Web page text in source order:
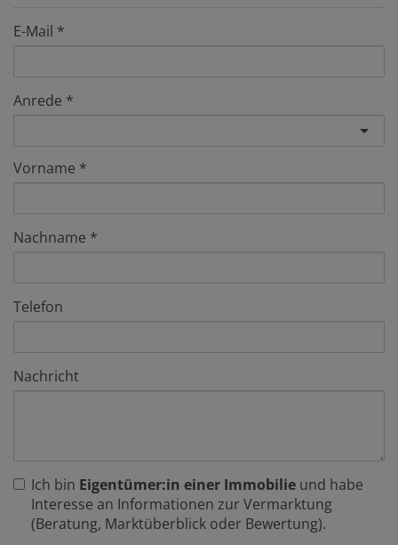
E-Mail
Anrede
Vorname
Nachname
Telefon
Nachricht
Ich bin Eigentümer:in einer Immobilie und habe
Interesse an Informationen zur Vermarktung
(Beratung, Marktüberblick oder Bewertung).